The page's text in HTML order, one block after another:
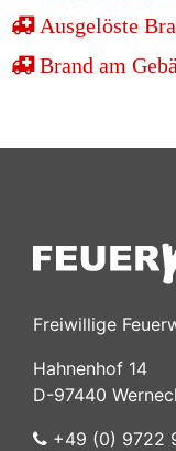
Ausgelöste
Brand am
Freiwillige
Hahnenhof 14
D-97440
+49 (0) 9722